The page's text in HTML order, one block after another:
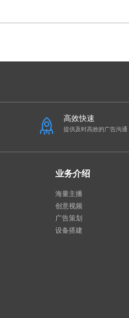
高效快速
提供及时高效的广告沟通
业务介绍
海量主播
创意视频
广告策划
设备搭建